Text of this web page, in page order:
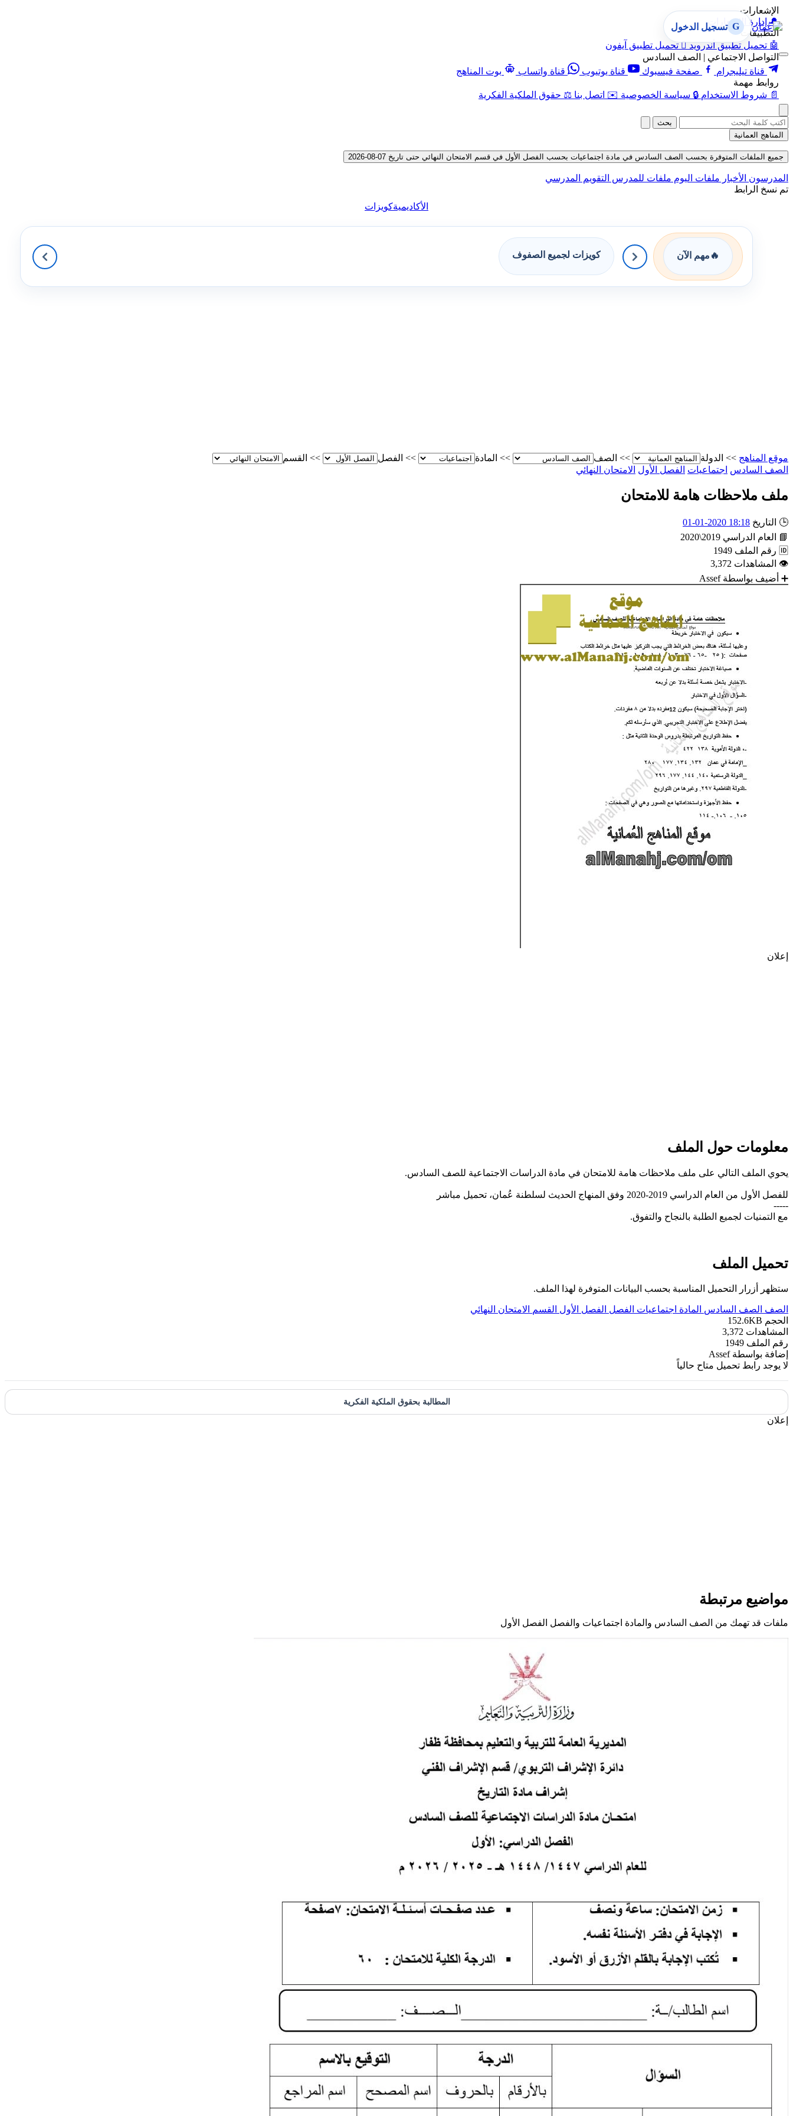
الإشعارات
🔔 إدارة الإشعارات
التطبيقات
🤖 تحميل تطبيق أندرويد  تحميل تطبيق آيفون
التواصل الاجتماعي | الصف السادس
قناة تيليجرام
صفحة فيسبوك قناة يوتيوب قناة واتساب
بوت المناهج
روابط مهمة
📄 شروط الاستخدام 🔒 سياسة الخصوصية ✉️ اتصل بنا ⚖️ حقوق الملكية الفكرية
G تسجيل الدخول
بحث
المناهج العمانية
جميع الملفات المتوفرة بحسب الصف السادس في مادة اجتماعيات بحسب الفصل الأول في قسم الامتحان النهائي حتى تاريخ 07-08-2026
المدرسون الأخبار ملفات اليوم ملفات للمدرس التقويم المدرسي
تم نسخ الرابط
الأكاديميةكويزات
🔥 مهم الآن كويزات لجميع الصفوف
موقع المناهج >> الدولة >> الصف >> المادة >> الفصل >> القسم
الصف السادس اجتماعيات الفصل الأول الامتحان النهائي
ملف ملاحظات هامة للامتحان
🕒 التاريخ 18:18 2020-01-01
📘
العام الدراسي 2019\2020
🆔 رقم الملف 1949
👁 المشاهدات 3,372
➕ أضيف بواسطة Assef
إعلان
معلومات حول الملف
يحوي الملف التالي على ملف ملاحظات هامة للامتحان في مادة الدراسات الاجتماعية للصف السادس.
للفصل الأول من العام الدراسي 2019-2020 وفق المنهاج الحديث لسلطنة عُمان، تحميل مباشر
-----
مع التمنيات لجميع الطلبة بالنجاح والتفوق.
تحميل الملف
ستظهر أزرار التحميل المناسبة بحسب البيانات المتوفرة لهذا الملف.
الصف الصف السادس المادة اجتماعيات الفصل الفصل الأول القسم الامتحان النهائي
الحجم 152.6KB
المشاهدات 3,372
رقم الملف 1949
إضافة بواسطة Assef
لا يوجد رابط تحميل متاح حالياً
المطالبة بحقوق الملكية الفكرية
إعلان
مواضيع مرتبطة
ملفات قد تهمك من الصف السادس والمادة اجتماعيات والفصل الفصل الأول